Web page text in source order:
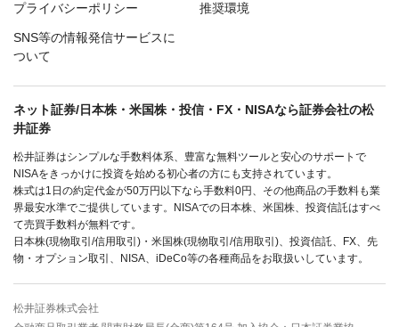
プライバシーポリシー 推奨環境
SNS等の情報発信サービスに
ついて
ネット証券/日本株・米国株・投信・FX・NISAなら証券会社の松
井証券
松井証券はシンプルな手数料体系、豊富な無料ツールと安心のサポートで
NISAをきっかけに投資を始める初心者の方にも支持されています。
株式は1日の約定代金が50万円以下なら手数料0円、その他商品の手数料も業
界最安水準でご提供しています。NISAでの日本株、米国株、投資信託はすべ
て売買手数料が無料です。
日本株(現物取引/信用取引)・米国株(現物取引/信用取引)、投資信託、FX、先
物・オプション取引、NISA、iDeCo等の各種商品をお取扱いしています。
松井証券株式会社